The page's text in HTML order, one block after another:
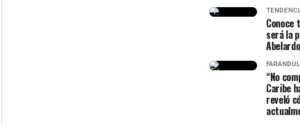
Conoce
será la
“No
Caribe
reveló